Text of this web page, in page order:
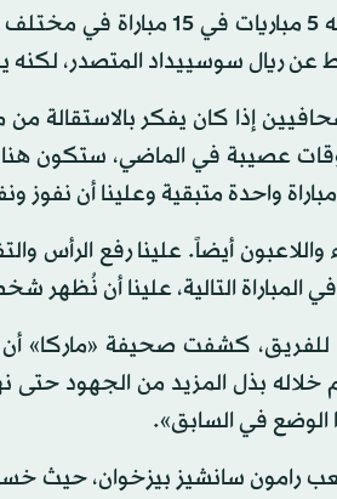
وتلطخ سجل ريال مدريد بعد
إذا كان يفكر بالاستقالة
عصيبة في الماضي، ستكون
واحدة متبقية وعلينا أن نفوز
أيضاً. علينا رفع الرأس
التالية، علينا أن نُظهر
كشفت صحيفة «ماركا» أن
بذل المزيد من الجهود حتى
في السابق».